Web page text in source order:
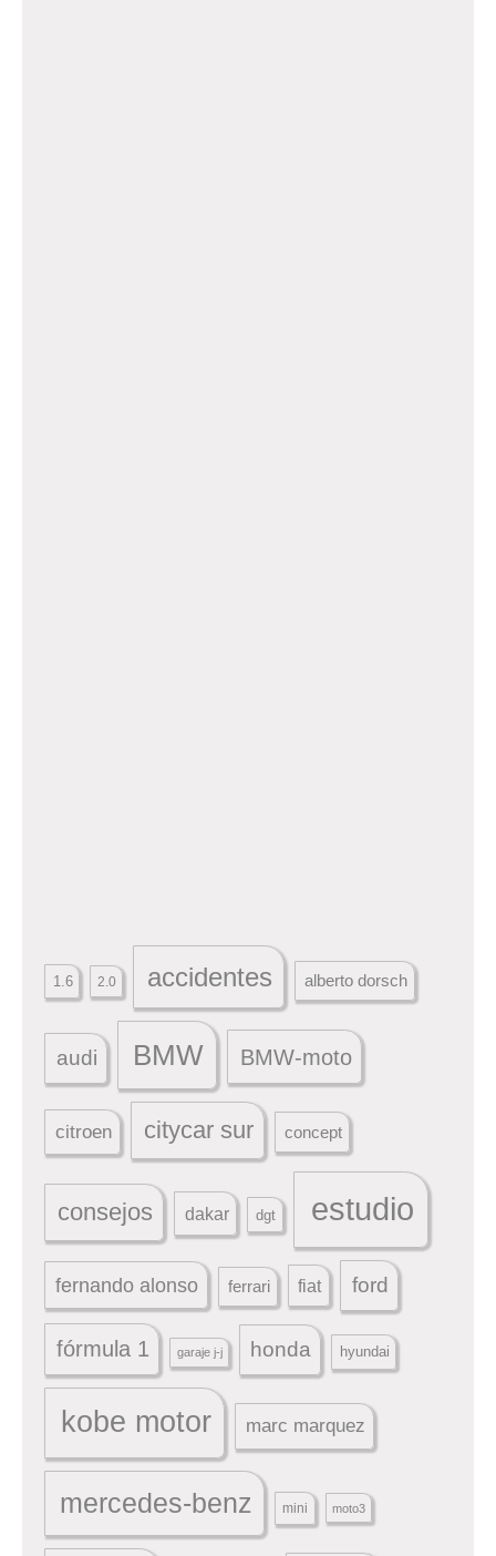
1.6 2.0 accidentes alberto dorsch
audi BMW BMW-moto
citroen citycar sur concept
consejos dakar dgt estudio
fernando alonso ferrari fiat ford
fórmula 1 garaje j-j honda hyundai
kobe motor marc marquez
mercedes-benz mini moto3